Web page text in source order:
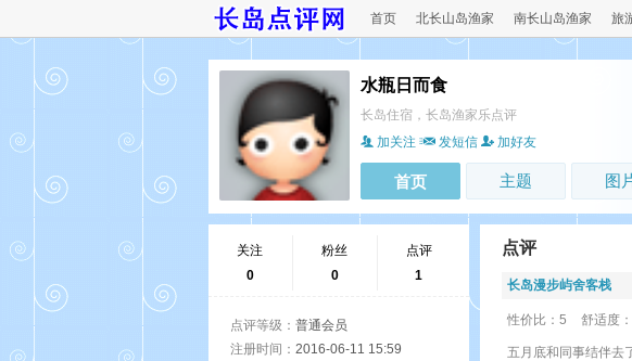
首页 北长山岛渔家 南长山岛渔家 旅
水瓶日而食
长岛住宿，长岛渔家乐点评
加关注
发短信 加好友
首页 主题 图
关注
0
粉丝
0
点评
1
点评等级： 普通会员
注册时间： 2016-06-11 15:59
点评
长岛漫步屿舍客栈
性价比：5 舒适度
五月底和同事结伴去